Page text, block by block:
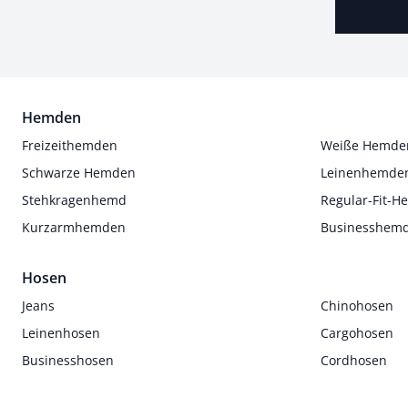
Hemden
Freizeithemden
Weiße
Schwarze Hemden
Stehkragenhemd
Regular-Fit-
Kurzarmhemden
Hosen
Jeans
Chinohosen
Leinenhosen
Cargohosen
Businesshosen
Cordhosen